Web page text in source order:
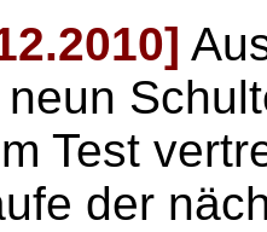
Test
der